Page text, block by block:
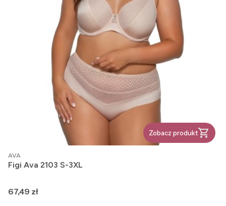
Zobacz produkt
PRODUCENT
AVA
Figi Ava 2103 S-3XL
Cena
67,49 zł